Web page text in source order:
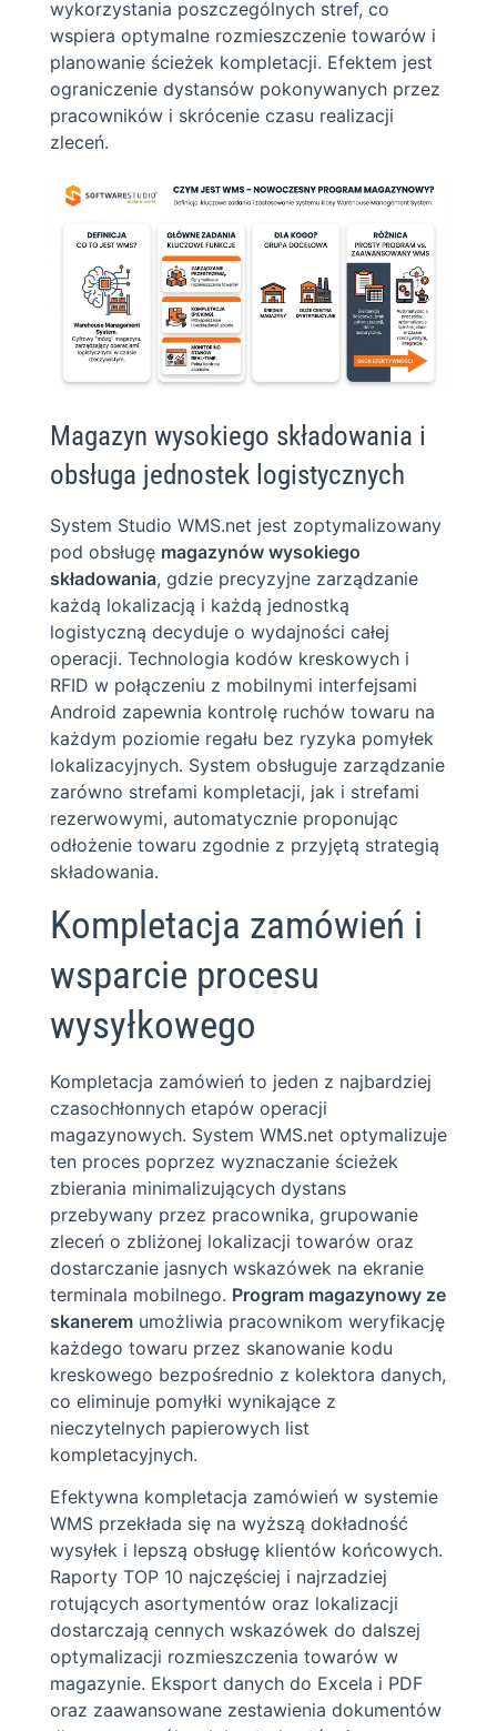
wykorzystania poszczególnych stref, co
wspiera optymalne rozmieszczenie towarów i
planowanie ścieżek kompletacji. Efektem jest
ograniczenie dystansów pokonywanych przez
pracowników i skrócenie czasu realizacji
zleceń.
Magazyn wysokiego składowania i
obsługa jednostek logistycznych
System Studio WMS.net jest zoptymalizowany
pod obsługę magazynów wysokiego
składowania, gdzie precyzyjne zarządzanie
każdą lokalizacją i każdą jednostką
logistyczną decyduje o wydajności całej
operacji. Technologia kodów kreskowych i
RFID w połączeniu z mobilnymi interfejsami
Android zapewnia kontrolę ruchów towaru na
każdym poziomie regału bez ryzyka pomyłek
lokalizacyjnych. System obsługuje zarządzanie
zarówno strefami kompletacji, jak i strefami
rezerwowymi, automatycznie proponując
odłożenie towaru zgodnie z przyjętą strategią
składowania.
Kompletacja zamówień i
wsparcie procesu
wysyłkowego
Kompletacja zamówień to jeden z najbardziej
czasochłonnych etapów operacji
magazynowych. System WMS.net optymalizuje
ten proces poprzez wyznaczanie ścieżek
zbierania minimalizujących dystans
przebywany przez pracownika, grupowanie
zleceń o zbliżonej lokalizacji towarów oraz
dostarczanie jasnych wskazówek na ekranie
terminala mobilnego. Program magazynowy ze
skanerem umożliwia pracownikom weryfikację
każdego towaru przez skanowanie kodu
kreskowego bezpośrednio z kolektora danych,
co eliminuje pomyłki wynikające z
nieczytelnych papierowych list
kompletacyjnych.
Efektywna kompletacja zamówień w systemie
WMS przekłada się na wyższą dokładność
wysyłek i lepszą obsługę klientów końcowych.
Raporty TOP 10 najczęściej i najrzadziej
rotujących asortymentów oraz lokalizacji
dostarczają cennych wskazówek do dalszej
optymalizacji rozmieszczenia towarów w
magazynie. Eksport danych do Excela i PDF
oraz zaawansowane zestawienia dokumentów